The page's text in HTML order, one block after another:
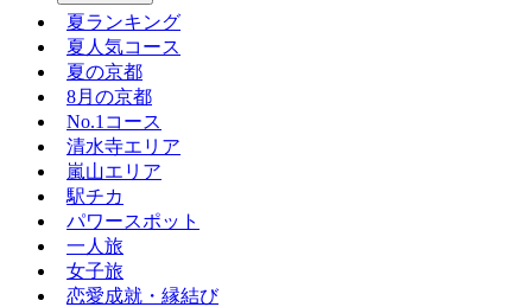
夏ランキング
夏人気コース
夏の京都
8月の京都
No.1コース
清水寺エリア
嵐山エリア
駅チカ
パワースポット
一人旅
女子旅
恋愛成就・縁結び